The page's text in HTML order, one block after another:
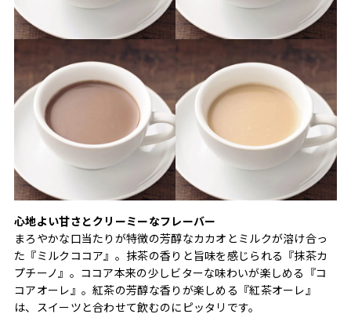
心地よい甘さとクリーミーなフレーバー
まろやかな口当たりが特徴の芳醇なカカオとミルクが溶け合っ
た『ミルクココア』。抹茶の香りと旨味を感じられる『抹茶カ
プチーノ』。ココア本来の少しビターな味わいが楽しめる『コ
コアオーレ』。紅茶の芳醇な香りが楽しめる『紅茶オーレ』
は、スイーツと合わせて飲むのにピッタリです。